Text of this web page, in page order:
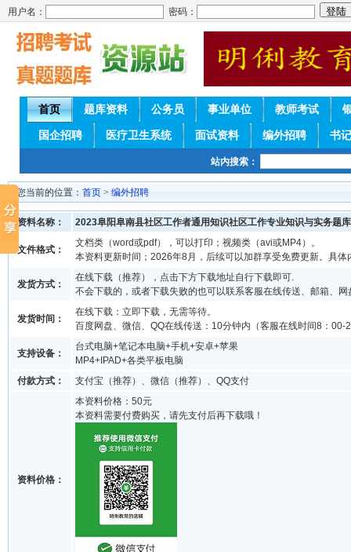
用户名： 密码：
首页 题库资料 公务员 事业单位 教师考试
国企招聘 医疗卫生系统 面试资料 编外招聘 书
站内搜索：
您当前的位置： 首页 > 编外招聘
资料名称： 2023阜阳阜南县社区工作者通用知识社区工作专业知识与实务题库
文件格式：
文档类（word或pdf），可以打印；视频类（avi或MP4）。
本资料更新时间；2026年8月，后续可以加群享受免费更新。具体
发货方式：
在线下载（推荐），点击下方下载地址自行下载即可.
不会下载的，或者下载失败的也可以联系客服在线传送、邮箱、网
发货时间：
在线下载：立即下载，无需等待。
百度网盘、微信、QQ在线传送：10分钟内（客服在线时间8：00-
支持设备：
台式电脑+笔记本电脑+手机+安卓+苹果
MP4+IPAD+各类平板电脑
付款方式：
支付宝（推荐）、微信（推荐）、QQ支付
资料价格：
本资料价格：50元
本资料需要付费购买，请先支付后再下载哦！